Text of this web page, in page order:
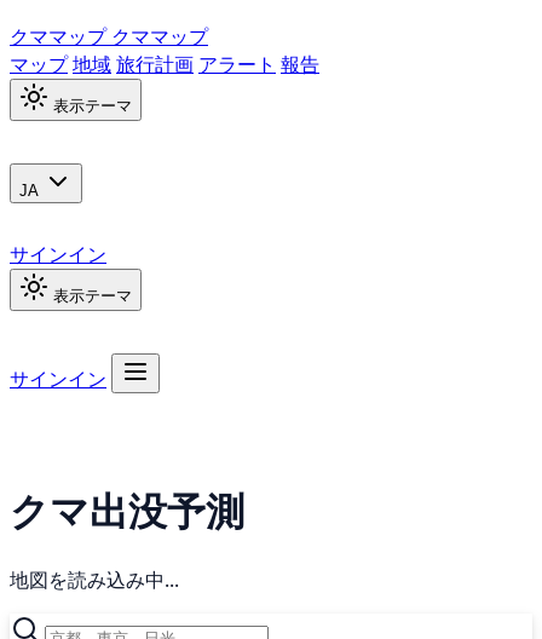
クママップ クママップ
マップ地域旅行計画 アラート 報告
表示テーマ
JA
サインイン
表示テーマ
サインイン
クマ出没予測
地図を読み込み中...